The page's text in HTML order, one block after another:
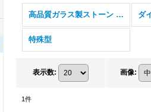
高品質ガラス製ストーン (全商品)
特殊型
表示数: 画像:
1件